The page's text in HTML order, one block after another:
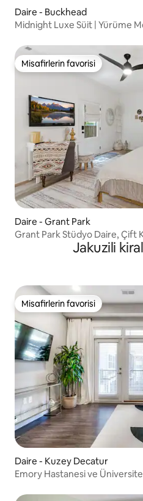
Daire - Buckhead
Midnight Luxe Süit | Yürüme
Misafirlerin favorisi
Misafirlerin favorisi
Daire - Grant Park
Grant Park Stüdyo Daire, Çift
Jakuzili
Misafirlerin favorisi
Misafirlerin favorisi
Daire - Kuzey Decatur
Emory Hastanesi ve